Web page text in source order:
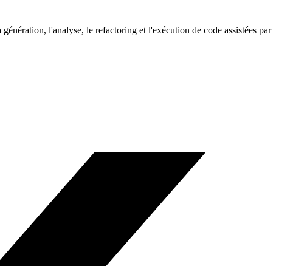
l'analyse, le refactoring et l'exécution de code assistées par